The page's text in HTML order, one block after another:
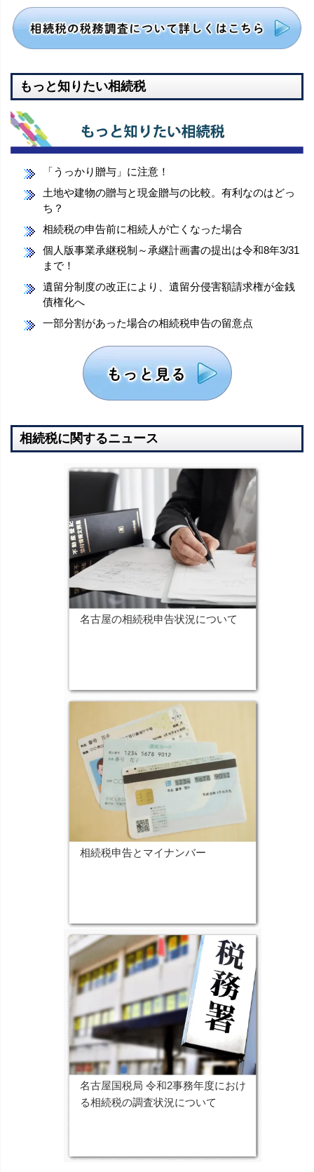
もっと知りたい相続税
「うっかり贈与」に注意！
土地や建物の贈与と現金贈与の比較。有利なのはどっ
ち？
相続税の申告前に相続人が亡くなった場合
個人版事業承継税制～承継計画書の提出は令和8年3/31
まで！
遺留分制度の改正により、遺留分侵害額請求権が金銭
債権化へ
一部分割があった場合の相続税申告の留意点
相続税に関するニュース
名古屋の相続税申告状況について
相続税申告とマイナンバー
名古屋国税局 令和2事務年度におけ
る相続税の調査状況について